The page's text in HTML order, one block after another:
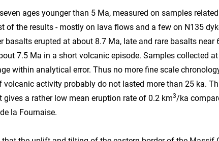
ages younger than 5 Ma, measured on samples
of the results - mostly on lava flows and a few on N135
basalts erupted at about 8.7 Ma, late and rare basalts near
7.5 Ma in a short volcanic episode. Samples collected
within analytical error. Thus no more fine scale
volcanic activity probably do not lasted more than 25 ka.
gives a rather low mean eruption rate of 0.2 km3/ka
la Fournaise.